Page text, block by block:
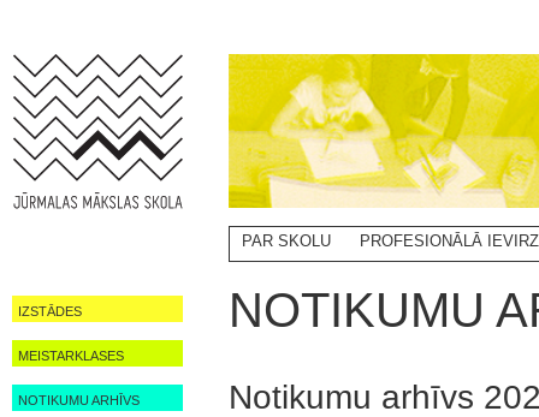
IZSTĀDES
MEISTARKLASES
NOTIKUMU ARHĪVS
PAR SKOLU
PROFESIONĀLĀ
NOTIKUMU
Notikumu arhīvs